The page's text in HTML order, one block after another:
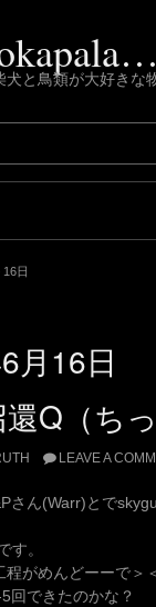
と鳥類が大好きな
16日
月16日
Q（ちっ
LEAVE A
さん(Warr)とで
す。
程がめんどーーで＞
回できたのかな？